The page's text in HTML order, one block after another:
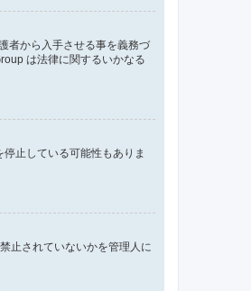
者から入手させる事を義務づ
は法律に関するいかなる
止している可能性もありま
止されていないかを管理人に